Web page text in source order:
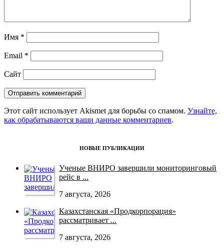
Имя *
Email *
Сайт
Этот сайт использует Akismet для борьбы со спамом. Узнайте,
как обрабатываются ваши данные комментариев.
НОВЫЕ ПУБЛИКАЦИИ
Ученые ВНИРО завершили мониторинговый
рейс в ...
7 августа, 2026
Казахстанская «Продкорпорация»
рассматривает ...
7 августа, 2026